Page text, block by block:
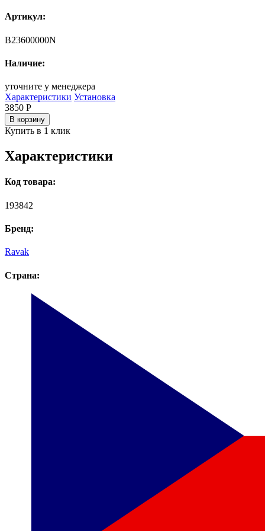
Артикул:
B23600000N
Наличие:
уточните у менеджера
Характеристики Установка
3850 Р
В корзину
Купить в 1 клик
Характеристики
Код товара:
193842
Бренд:
Ravak
Страна: